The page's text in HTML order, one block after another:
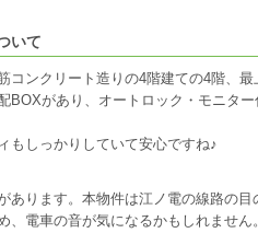
いて
コンクリート造りの4階建ての4階、最
BOXがあり、オートロック・モニタ
もしっかりしていて安心ですね♪
あります。本物件は江ノ電の線路の目
、電車の音が気になるかもしれません